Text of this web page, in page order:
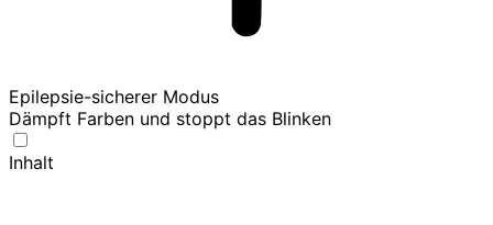
Epilepsie-sicherer Modus
Dämpft Farben und stoppt das Blinken
Inhalt